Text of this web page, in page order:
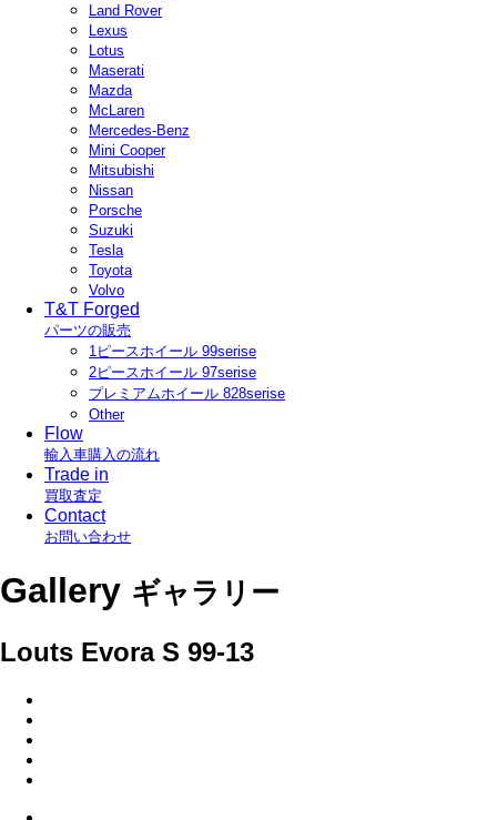
Land Rover
Lexus
Lotus
Maserati
Mazda
McLaren
Mercedes-Benz
Mini Cooper
Mitsubishi
Nissan
Porsche
Suzuki
Tesla
Toyota
Volvo
T&T Forged
パーツの販売
1ピースホイール 99serise
2ピースホイール 97serise
プレミアムホイール 828serise
Other
Flow
輸入車購入の流れ
Trade in
買取査定
Contact
お問い合わせ
Gallery ギャラリー
Louts Evora S 99-13